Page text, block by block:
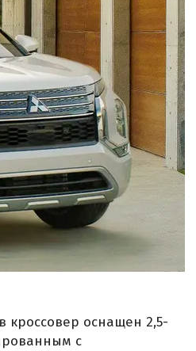
кроссовер оснащен 2,5-
с